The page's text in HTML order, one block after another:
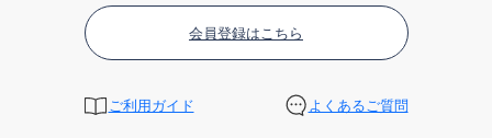
会員登録はこちら
ご利用ガイド よくあるご質問